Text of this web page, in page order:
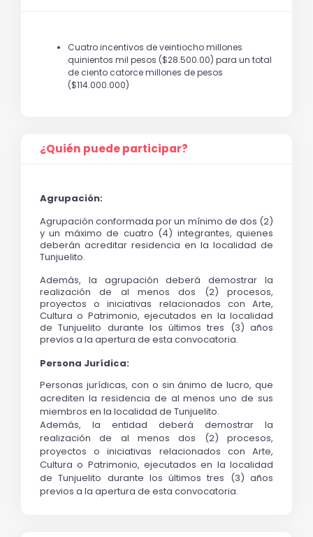
Cuatro incentivos de veintiocho millones
quinientos mil pesos ($28.500.00) para un total
de ciento catorce millones de pesos
($114.000.000)
¿Quién puede participar?
Agrupación:
Agrupación conformada por un mínimo de dos (2)
y un máximo de cuatro (4) integrantes, quienes
deberán acreditar residencia en la localidad de
Tunjuelito.
Además, la agrupación deberá demostrar la
realización de al menos dos (2) procesos,
proyectos o iniciativas relacionados con Arte,
Cultura o Patrimonio, ejecutados en la localidad
de Tunjuelito durante los últimos tres (3) años
previos a la apertura de esta convocatoria.
Persona Jurídica:
Personas jurídicas, con o sin ánimo de lucro, que
acrediten la residencia de al menos uno de sus
miembros en la localidad de Tunjuelito.
Además, la entidad deberá demostrar la
realización de al menos dos (2) procesos,
proyectos o iniciativas relacionados con Arte,
Cultura o Patrimonio, ejecutados en la localidad
de Tunjuelito durante los últimos tres (3) años
previos a la apertura de esta convocatoria.